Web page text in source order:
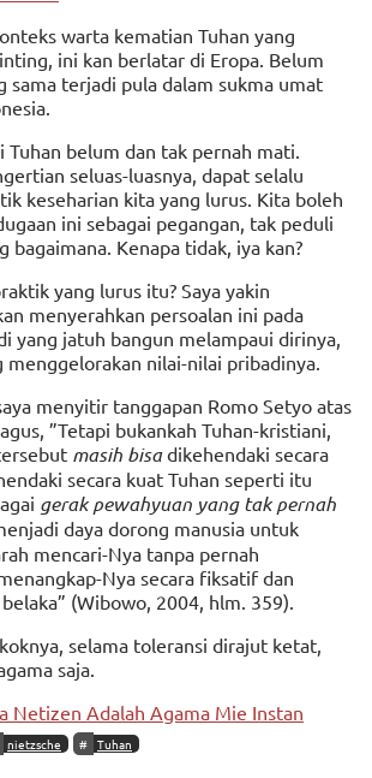
warta kematian Tuhan yang
ini kan berlatar di Eropa. Belum
sama terjadi pula dalam sukma umat
Tuhan belum dan tak pernah mati.
seluas-luasnya, dapat selalu
keseharian kita yang lurus. Kita boleh
ini sebagai pegangan, tak peduli
bagaimana. Kenapa tidak, iya kan?
yang lurus itu? Saya yakin
menyerahkan persoalan ini pada
yang jatuh bangun melampaui dirinya,
menggelorakan nilai-nilai pribadinya.
menyitir tanggapan Romo Setyo atas
”Tetapi bukankah Tuhan-kristiani,
masih bisadikehendaki secara
secara kuat Tuhan seperti itu
gerak pewahyuan yang tak pernah
daya dorong manusia untuk
mencari-Nya tanpa pernah
Nya secara fiksatif dan
(Wibowo, 2004, hlm. 359).
selama toleransi dirajut ketat,
saja.
Netizen Adalah Agama Mie Instan
nietzsche Tuhan